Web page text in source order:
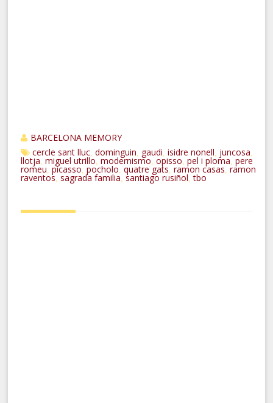
BARCELONA MEMORY
cercle sant lluc ,dominguin gaudi ,isidre nonell juncosa
llotja ,miguel utrillo ,modernismo ,opisso ,pel i ploma ,pere
romeu ,picasso ,pocholo ,quatre gats ,ramon casas ,ramon
raventos ,sagrada familia ,santiago rusiñol ,tbo